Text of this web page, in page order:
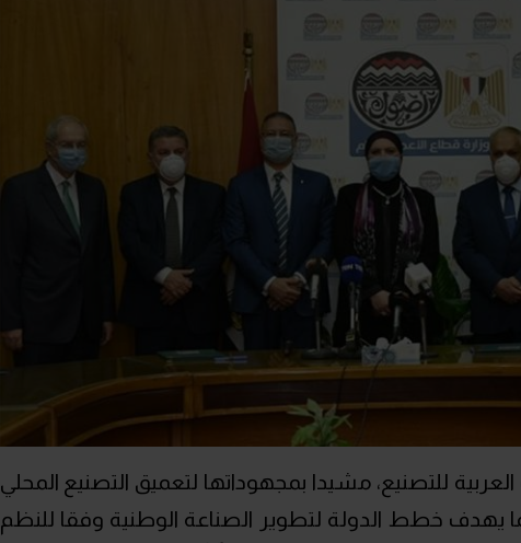
للتصنيع، مشيدا بمجهوداتها لتعميق التصنيع المحلي
يهدف خطط الدولة لتطوير الصناعة الوطنية وفقا للنظم